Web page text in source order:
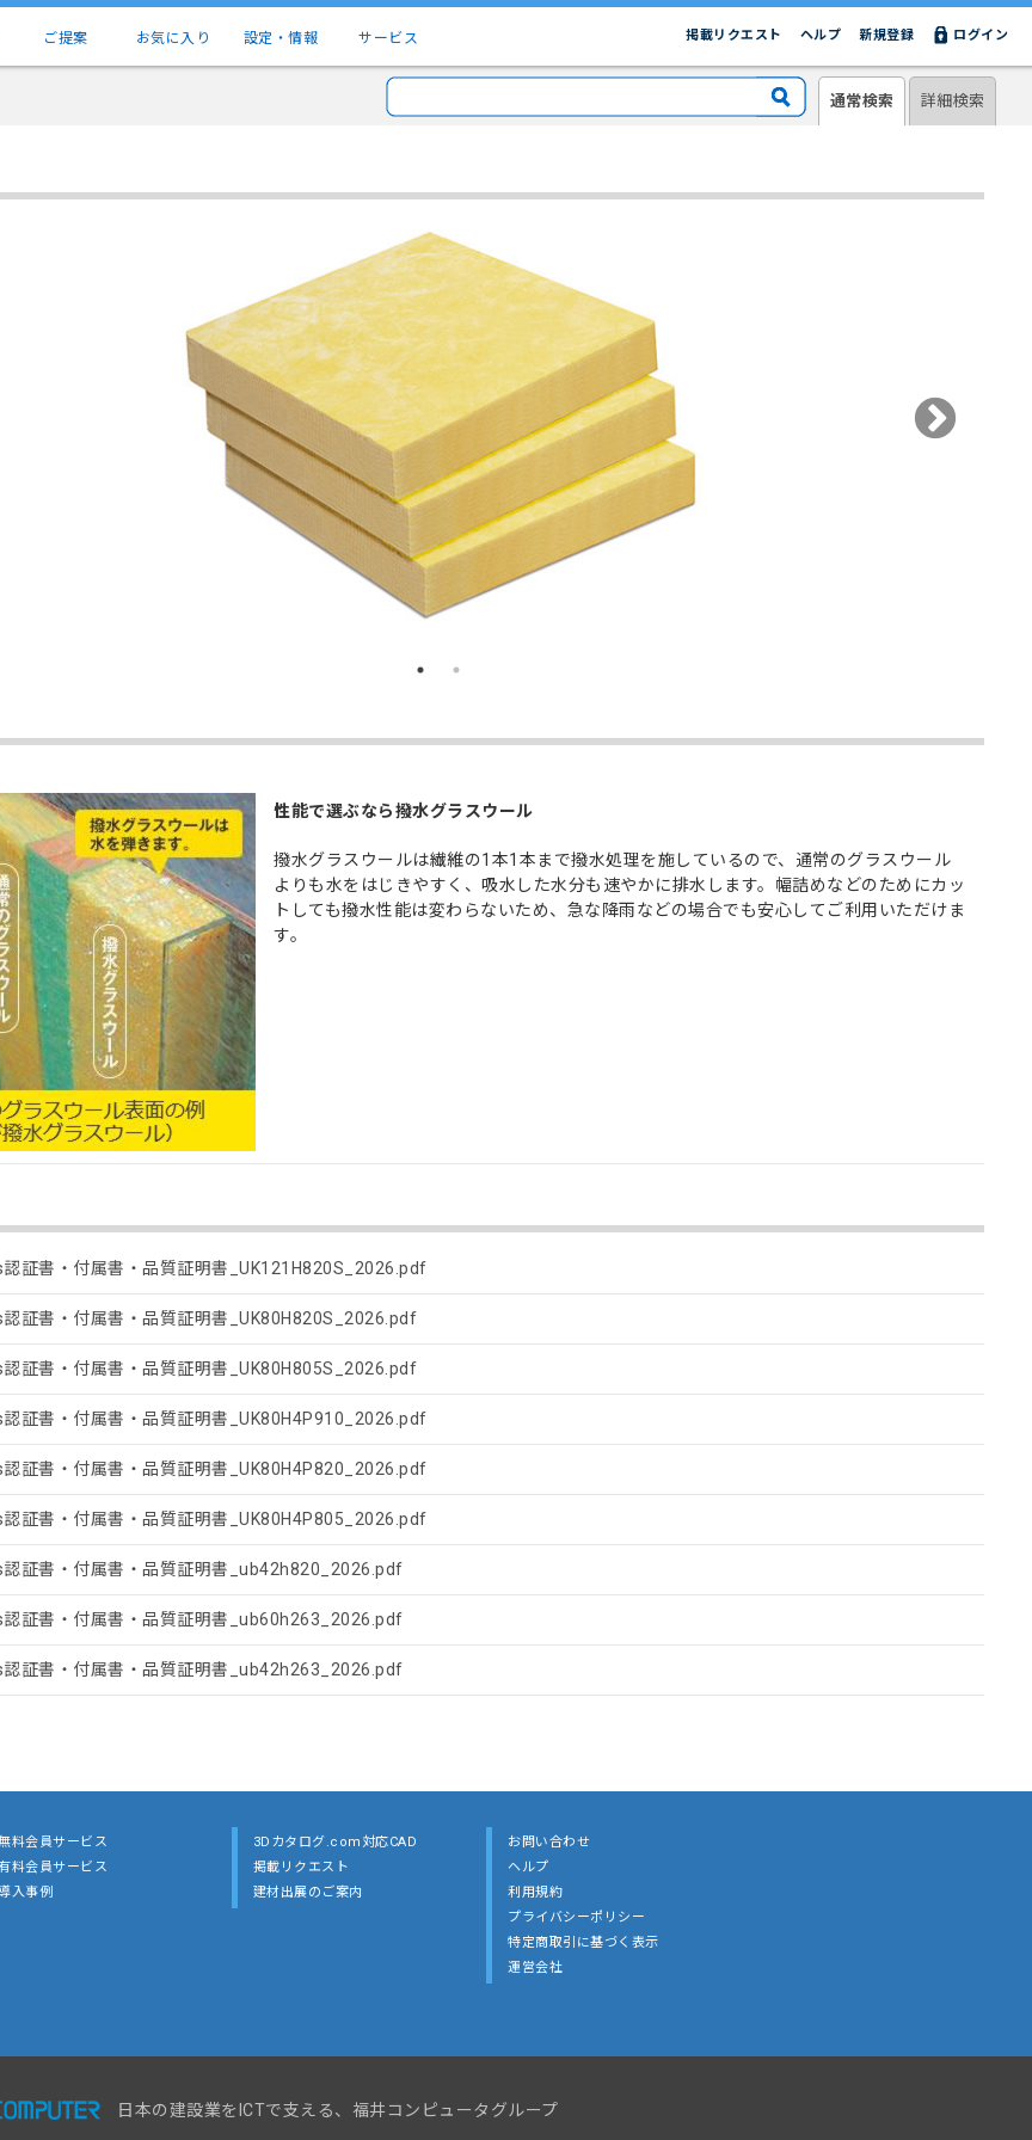
ご提案 お気に入り 設定・情報 サービス ログイン
新規登録
ヘルプ
掲載リクエスト
通常検索 詳細検索
性能で選ぶなら撥水グラスウール
撥水グラスウールは繊維の1本1本まで撥水処理を施しているので、通常のグラスウール
よりも水をはじきやすく、吸水した水分も速やかに排水します。幅詰めなどのためにカッ
トしても撥水性能は変わらないため、急な降雨などの場合でも安心してご利用いただけま
す。
証書・付属書・品質証明書_UK121H820S_2026.pdf
証書・付属書・品質証明書_UK80H820S_2026.pdf
証書・付属書・品質証明書_UK80H805S_2026.pdf
証書・付属書・品質証明書_UK80H4P910_2026.pdf
証書・付属書・品質証明書_UK80H4P820_2026.pdf
証書・付属書・品質証明書_UK80H4P805_2026.pdf
証書・付属書・品質証明書_ub42h820_2026.pdf
証書・付属書・品質証明書_ub60h263_2026.pdf
証書・付属書・品質証明書_ub42h263_2026.pdf
料会員サービス
有料会員サービス
入事例
3Dカタログ.com対応CAD
掲載リクエスト
建材出展のご案内
お問い合わせ
ヘルプ
利用規約
プライバシーポリシー
特定商取引に基づく表示
運営会社
日本の建設業をICTで支える、福井コンピュータグループ